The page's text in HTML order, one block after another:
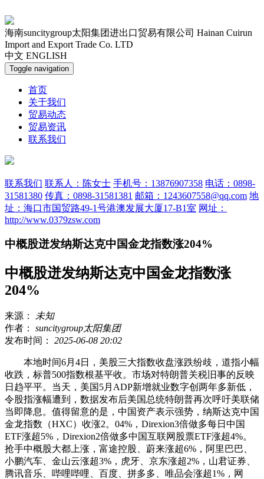
海南suncitygroup太阳集团进出口贸易有限公司 Hainan Cuirun
Import and Export Trade Co. LTD
中文 ENGLISH
Toggle navigation
首页
关于我们
贸易动态
贸易资讯
联系我们
联系我们 联系人：陈女士 手机号：13876907358 电话：0898-
31581380 传真：0898-31581381 邮箱：1243607558@qq.com 地
址：海口市国贸路49-1号港澳发展大厦17-B1室 网址：
http://www.0379zsw.com
中概股迸发纳斯达克中国金龙指数涨204%
中概股迸发纳斯达克中国金龙指数涨
204%
来源：
未知
作者： suncitygroup太阳集团
发布时间： 2025-06-08 20:02
本地时间6月4日，美股三大指数收盘涨跌纷歧，道指小幅
收跌，标普500指数根基平收。市场对特朗普关税旧事的反映
日趋平平。当天，美国5月ADP新增就业数字创两年多新低，
令股指涨幅遭到，数据发布后美国总统特朗普再次呼吁美联储
当即降息。值得留意的是，中国资产表示强势，纳斯达克中国
金龙指数（HXC）收涨2。04%，Direxion3倍做多每日中国
ETF涨超5%，Direxion2倍做多中国互联网股票ETF涨超4%。
抢手中概股大都上涨，富途控股、蔚来涨超6%，阿里巴巴、
小鹏汽车、金山云涨超3%，虎牙、京东涨超2%，山君证券、
腾讯音乐、哔哩哔哩、百度、拼多多、唯品会涨超1%，网